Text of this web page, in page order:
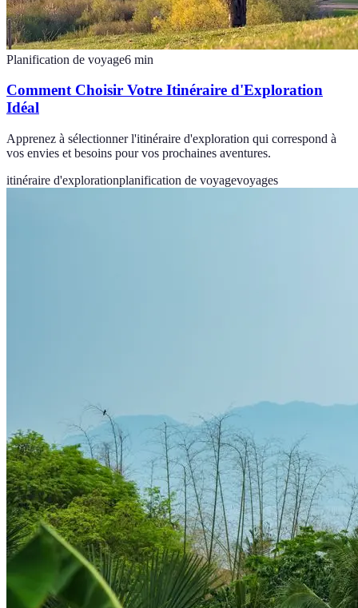
Planification de voyage6 min
Comment Choisir Votre Itinéraire d'Exploration
Idéal
Apprenez à sélectionner l'itinéraire d'exploration qui correspond à
vos envies et besoins pour vos prochaines aventures.
itinéraire d'explorationplanification de voyagevoyages